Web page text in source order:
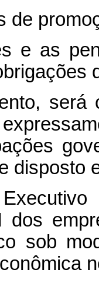
de
e as
será
disposto
dos
sob